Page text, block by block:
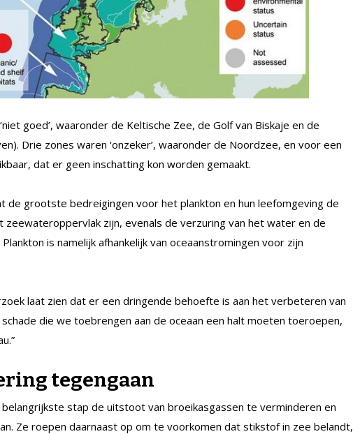
goed’, waaronder de Keltische Zee, de Golf van Biskaje en de
Drie zones waren ‘onzeker’, waaronder de Noordzee, en voor een
dat er geen inschatting kon worden gemaakt.
de grootste bedreigingen voor het plankton en hun leefomgeving de
zijn, evenals de verzuring van het water en de
is namelijk afhankelijk van oceaanstromingen voor zijn
laat zien dat er een dringende behoefte is aan het verbeteren van
die we toebrengen aan de oceaan een halt moeten toeroepen,
tegengaan
stap de uitstoot van broeikasgassen te verminderen en
Ze roepen daarnaast op om te voorkomen dat stikstof in zee belandt,